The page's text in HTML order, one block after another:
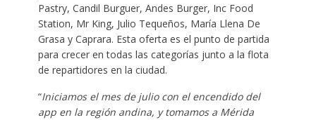
Pastry, Candil Burguer, Andes Burger, Inc Food
Station, Mr King, Julio Tequeños, María Llena De
Grasa y Caprara. Esta oferta es el punto de partida
para crecer en todas las categorías junto a la flota
de repartidores en la ciudad.
“Iniciamos el mes de julio con el encendido del
app en la región andina, y tomamos a Mérida